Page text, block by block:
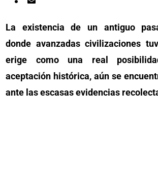
La existencia de un antiguo
donde avanzadas civilizaciones
erige como una real
aceptación histórica, aún se
ante las escasas evidencias